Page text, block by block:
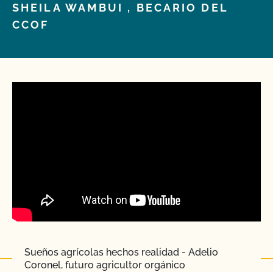
SHEILA WAMBUI , BECARIO DEL
CCOF
Sueños agrícolas hechos realidad - Adelio
Coronel, futuro agricultor orgánico